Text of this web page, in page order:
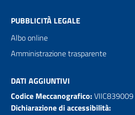
PUBBLICITÀ LEGALE
Albo online
Amministrazione trasparente
DATI AGGIUNTIVI
Codice Meccanografico:VIIC839009
Dichiarazione di accessibilità: